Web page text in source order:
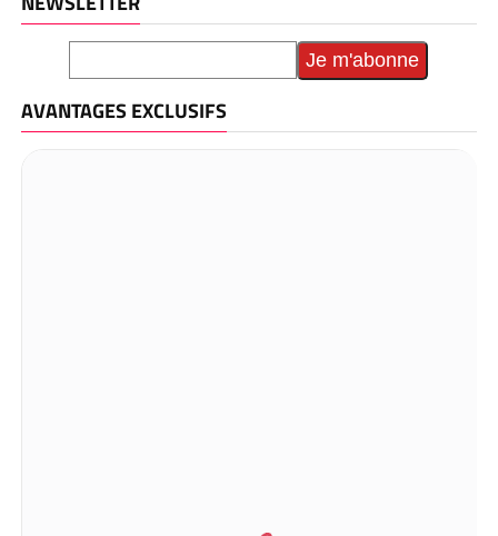
AVANTAGES EXCLUSIFS